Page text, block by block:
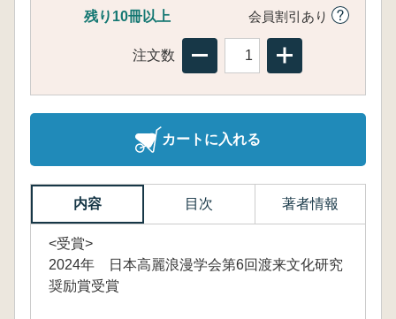
残り10冊以上 会員割引あり
注文数
カートに入れる
内容 目次 著者情報
<受賞>
2024年 日本高麗浪漫学会第6回渡来文化研究
奨励賞受賞